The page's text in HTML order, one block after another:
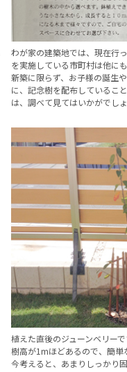
わが家の建築地では、現在行
を実施している市町村は他にも
新築に限らず、お子様の誕生
に、記念樹を配布しているこ
は、調べて見てはいかがでし
植えた直後のジューンベリーで
樹高が1mほどあるので、簡単
今考えると、あまりしっかり